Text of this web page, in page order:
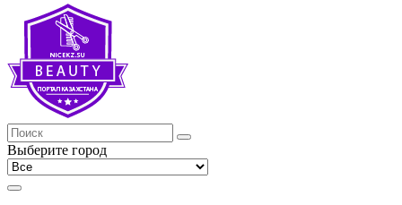
Выберите город